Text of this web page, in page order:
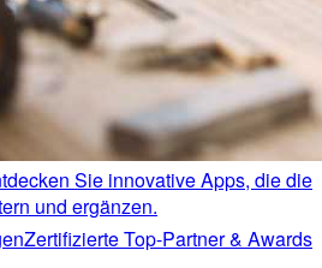
Sie innovative Apps, die die
und ergänzen.
Zertifizierte Top-Partner & Awards